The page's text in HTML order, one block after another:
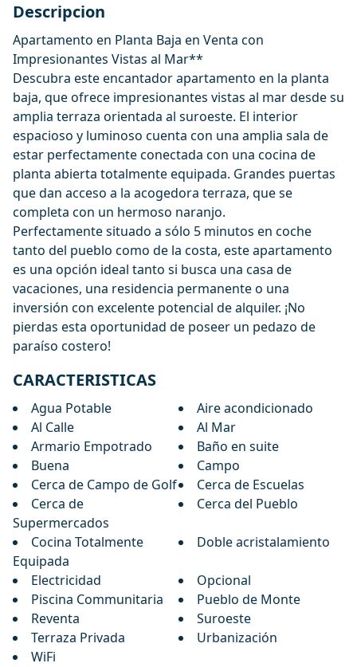
Descripcion
Apartamento en Planta Baja en Venta con
Impresionantes Vistas al Mar**
Descubra este encantador apartamento en la planta
baja, que ofrece impresionantes vistas al mar desde su
amplia terraza orientada al suroeste. El interior
espacioso y luminoso cuenta con una amplia sala de
estar perfectamente conectada con una cocina de
planta abierta totalmente equipada. Grandes puertas
que dan acceso a la acogedora terraza, que se
completa con un hermoso naranjo.
Perfectamente situado a sólo 5 minutos en coche
tanto del pueblo como de la costa, este apartamento
es una opción ideal tanto si busca una casa de
vacaciones, una residencia permanente o una
inversión con excelente potencial de alquiler. ¡No
pierdas esta oportunidad de poseer un pedazo de
paraíso costero!
CARACTERISTICAS
Agua Potable
Aire acondicionado
Al Calle
Al Mar
Armario Empotrado
Baño en suite
Buena
Campo
Cerca de Campo de Golf
Cerca de Escuelas
Cerca de
Supermercados
Cerca del Pueblo
Cocina Totalmente
Equipada
Doble acristalamiento
Electricidad
Opcional
Piscina Communitaria
Pueblo de Monte
Reventa
Suroeste
Terraza Privada
Urbanización
WiFi